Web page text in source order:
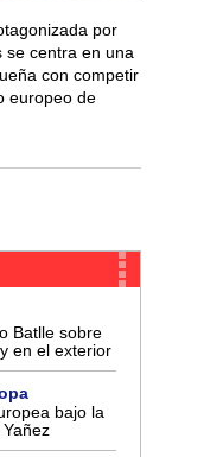
por
se centra en una
con competir
europeo de
Batlle sobre
en el exterior
bajo la